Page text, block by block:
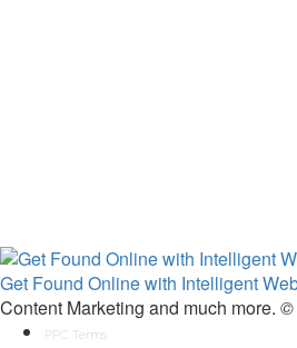
Get Found Online with Intelligent
Content Marketing and much more. ©
PPC Terms